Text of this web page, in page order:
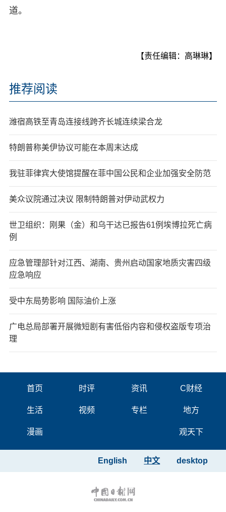
道。
【责任编辑：高琳琳】
推荐阅读
潍宿高铁至青岛连接线跨齐长城连续梁合龙
特朗普称美伊协议可能在本周末达成
我驻菲律宾大使馆提醒在菲中国公民和企业加强安全防范
美众议院通过决议 限制特朗普对伊动武权力
世卫组织：刚果（金）和乌干达已报告61例埃博拉死亡病
例
应急管理部针对江西、湖南、贵州启动国家地质灾害四级
应急响应
受中东局势影响 国际油价上涨
广电总局部署开展微短剧有害低俗内容和侵权盗版专项治
理
首页 时评 资讯 C财经
生活 视频 专栏 地方
漫画 观天下
desktop
中文
English